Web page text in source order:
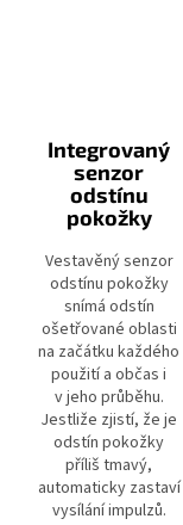
Integrovaný
senzor
odstínu
pokožky
Vestavěný senzor
odstínu pokožky
snímá odstín
ošetřované oblasti
na začátku každého
použití a občas i
v jeho průběhu.
Jestliže zjistí, že je
odstín pokožky
příliš tmavý,
automaticky zastaví
vysílání impulzů.